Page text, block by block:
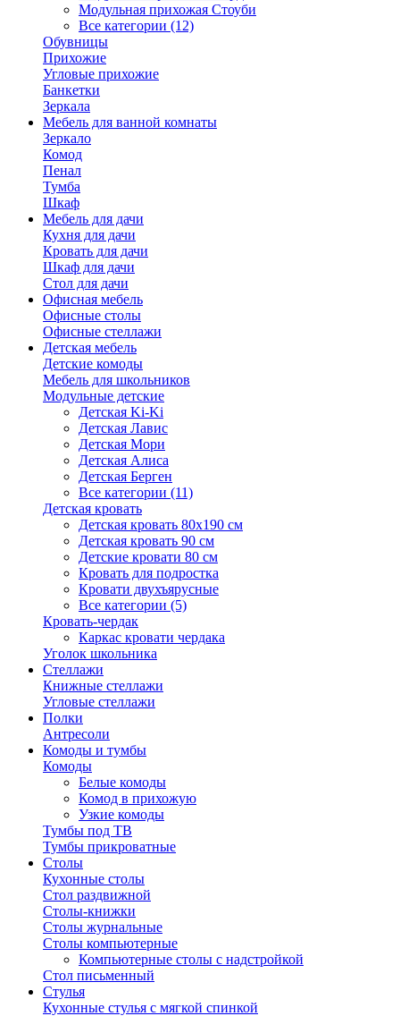
Модульная прихожая Стоуби
Все категории (12)
Обувницы
Прихожие
Угловые прихожие
Банкетки
Зеркала
Мебель для ванной комнаты
Зеркало
Комод
Пенал
Тумба
Шкаф
Мебель для дачи
Кухня для дачи
Кровать для дачи
Шкаф для дачи
Стол для дачи
Офисная мебель
Офисные столы
Офисные стеллажи
Детская мебель
Детские комоды
Мебель для школьников
Модульные детские
Детская Ki-Ki
Детская Лавис
Детская Мори
Детская Алиса
Детская Берген
Все категории (11)
Детская кровать
Детская кровать 80х190 см
Детская кровать 90 см
Детские кровати 80 см
Кровать для подростка
Кровати двухъярусные
Все категории (5)
Кровать-чердак
Каркас кровати чердака
Уголок школьника
Стеллажи
Книжные стеллажи
Угловые стеллажи
Полки
Антресоли
Комоды и тумбы
Комоды
Белые комоды
Комод в прихожую
Узкие комоды
Тумбы под ТВ
Тумбы прикроватные
Столы
Кухонные столы
Стол раздвижной
Столы-книжки
Столы журнальные
Столы компьютерные
Компьютерные столы с надстройкой
Стол письменный
Стулья
Кухонные стулья с мягкой спинкой